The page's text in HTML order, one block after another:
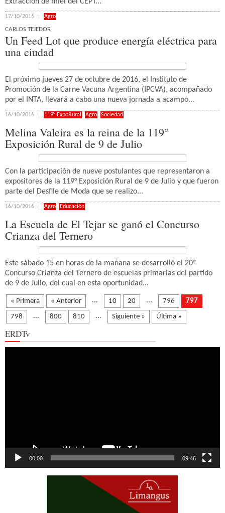
17/10/2016 Agro
CARLOS TEJEDOR
Un Feed Lot que produce energía eléctrica para
una ciudad
El próximo jueves 27 de octubre de 2016, el Instituto de
Promoción de la Carne Vacuna Argentina (IPCVA), acompañado
por el INTA, llevará a cabo una nueva jornada a acampo...
16/10/2016 119° ExpoRural , Agro, Sociedad
Melina Valeira es la reina de la 119°
Exposición Rural de 9 de Julio
Con la participación de nueve postulantes que representaron a
expositores de la 119° Exposición Rural de 9 de Julio y que fueron
parte del Desfile de Moda que se realizo...
16/10/2016 Agro, Educación
La Escuela de El Tejar se ganó el Concurso
Crianza del Ternero
Este sábado 15 en horas de la mañana se desarrolló el 20°
Concurso Crianza del Ternero de escuelas primarias del partido
de 9 de Julio, del cual en esta oportunidad...
« Primera « Anterior ... 10 20 ... 796 797
798 ... 800 810 ... Siguiente » Última »
ERDTv
00:00 09:46